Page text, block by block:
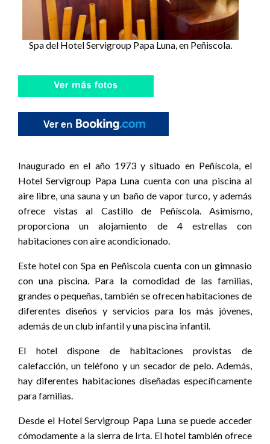
Spa del Hotel Servigroup Papa Luna, en Peñiscola.
Inaugurado en el año 1973 y situado en Peñíscola, el
Hotel Servigroup Papa Luna cuenta con una piscina al
aire libre, una sauna y un baño de vapor turco, y además
ofrece vistas al Castillo de Peñíscola. Asimismo,
proporciona un alojamiento de 4 estrellas con
habitaciones con aire acondicionado.
Este hotel con Spa en Peñiscola cuenta con un gimnasio
con una piscina. Para la comodidad de las familias,
grandes o pequeñas, también se ofrecen habitaciones de
diferentes diseños y servicios para los más jóvenes,
además de un club infantil y una piscina infantil.
El hotel dispone de habitaciones provistas de
calefacción, un teléfono y un secador de pelo. Además,
hay diferentes habitaciones diseñadas específicamente
para familias.
Desde el Hotel Servigroup Papa Luna se puede acceder
cómodamente a la sierra de Irta. El hotel también ofrece